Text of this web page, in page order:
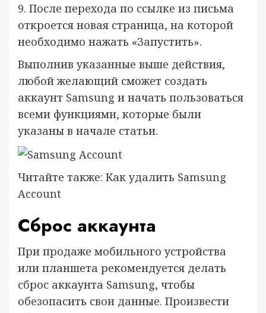
9. После перехода по ссылке из письма
откроется новая страница, на которой
необходимо нажать «Запустить».
Выполнив указанные выше действия,
любой желающий сможет создать
аккаунт Samsung и начать пользоваться
всеми функциями, которые были
указаны в начале статьи.
Читайте также: Как удалить Samsung
Account
Сброс аккаунта
При продаже мобильного устройства
или планшета рекомендуется делать
сброс аккаунта Samsung, чтобы
обезопасить свои данные. Произвести